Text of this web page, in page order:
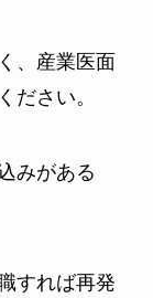
、産業医面
ださい。
みがある
すれば再発